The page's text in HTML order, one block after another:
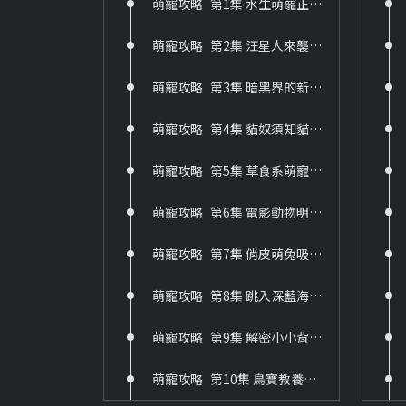
萌寵攻略_第1集 水生萌寵正美麗
萌寵攻略_第2集 汪星人來襲飼養方法面面觀
萌寵攻略_第3集 暗黑界的新寵兒
萌寵攻略_第4集 貓奴須知貓咪行為大解密
萌寵攻略_第5集 草食系萌寵大集合
萌寵攻略_第6集 電影動物明星大集合
萌寵攻略_第7集 俏皮萌兔吸睛術
萌寵攻略_第8集 跳入深藍海世界
萌寵攻略_第9集 解密小小背包客
萌寵攻略_第10集 鳥寶教養全攻略